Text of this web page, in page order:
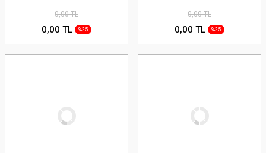
0,00 TL
0,00 TL %25
0,00 TL
0,00 TL %25